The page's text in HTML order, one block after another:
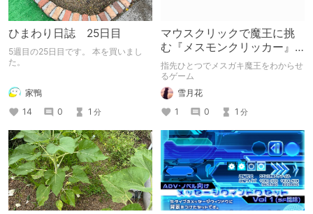
ひまわり日誌 25日目
5週目の25日目です。 本を買いまし
た。
家鴨
14
0 1 分
マウスクリックで魔王に挑
む『メスモンクリッカー』
体験版プレイしてみた
指先ひとつでメスガキ魔王をわからせ
るゲーム
雪月花
1
0 1 分